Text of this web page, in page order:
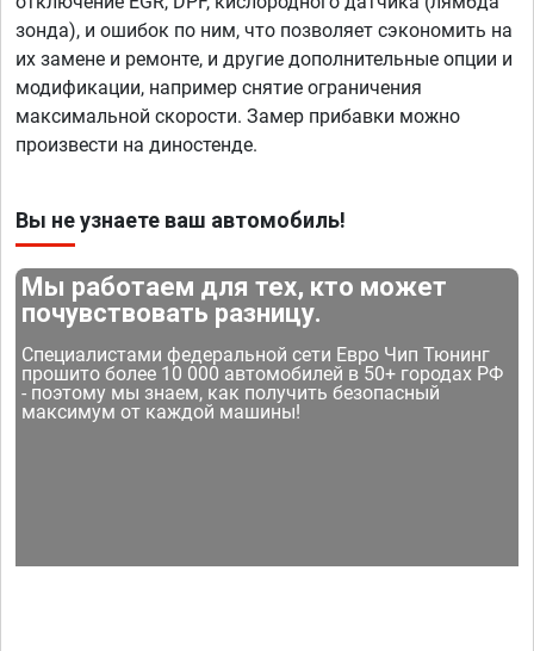
зонда), и ошибок по ним, что позволяет сэкономить на
их замене и ремонте, и другие дополнительные опции и
модификации, например снятие ограничения
максимальной скорости. Замер прибавки можно
произвести на диностенде.
Вы не узнаете ваш автомобиль!
Мы работаем для тех, кто может
почувствовать разницу.
Специалистами федеральной сети Евро Чип Тюнинг
прошито более 10 000 автомобилей в 50+ городах РФ
- поэтому мы знаем, как получить безопасный
максимум от каждой машины!